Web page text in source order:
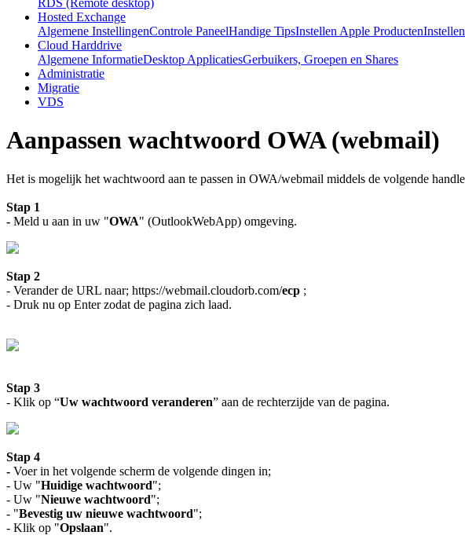
RDS (Remote desktop)
Hosted Exchange
Algemene InstellingenControle PaneelHandige TipsInstellen Apple Producten
Cloud Harddrive
Algemene InformatieDesktop ApplicatiesGerbuikers, Groepen en Shares
Administratie
Migratie
VDS
Aanpassen wachtwoord OWA (webmail)
Het is mogelijk het wachtwoord aan te passen in OWA/webmail middels de volgende
Stap 1
- Meld u aan in uw "OWA" (OutlookWebApp) omgeving.
Stap 2
- Verander de URL naar; https://webmail.cloudorb.com/ecp ;
- Druk nu op Enter zodat de pagina zich laad.
Stap 3
- Klik op “Uw wachtwoord veranderen” aan de rechterzijde van de pagina.
Stap 4
- Voer in het volgende scherm de volgende dingen in;
- Uw "Huidige wachtwoord";
- Uw "Nieuwe wachtwoord";
- "Bevestig uw nieuwe wachtwoord";
- Klik op "Opslaan".